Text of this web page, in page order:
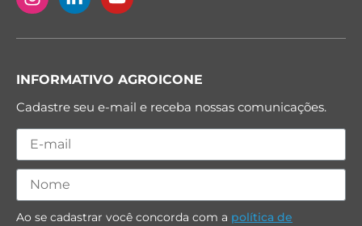
INFORMATIVO AGROICONE
Cadastre seu e-mail e receba nossas comunicações.
Ao se cadastrar você concorda com a política de